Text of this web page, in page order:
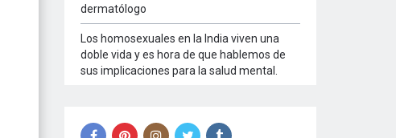
dermatólogo
Los homosexuales en la India viven una
doble vida y es hora de que hablemos de
sus implicaciones para la salud mental.